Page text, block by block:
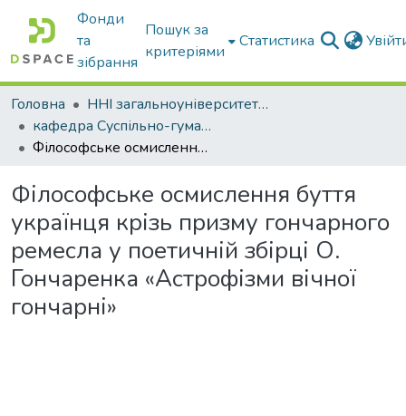
Фонди
та
зібрання
Пошук за
критеріями
Статистика
Головна
ННІ загальноуніверситетської підготовки
кафедра Суспільно-гуманітарні науки
Філософське осмислення буття українця крізь призму гончарного ремесла у поетичній збірці О. Гончаренка «Астрофізми вічної гончарні»
Філософське осмислення буття
українця крізь призму гончарного
ремесла у поетичній збірці О.
Гончаренка «Астрофізми вічної
гончарні»